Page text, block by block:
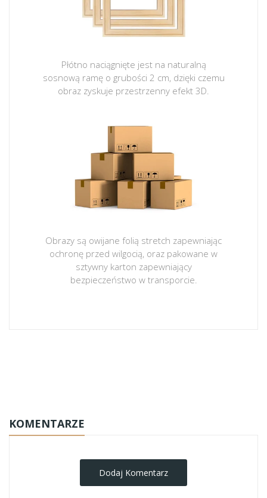
Płótno naciągnięte jest na naturalną
sosnową ramę o grubości 2 cm, dzięki czemu
obraz zyskuje przestrzenny efekt 3D.
Obrazy są owijane folią stretch zapewniając
ochronę przed wilgocią, oraz pakowane w
sztywny karton zapewniający
bezpieczeństwo w transporcie.
KOMENTARZE
Dodaj Komentarz